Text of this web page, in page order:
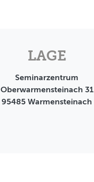
LAGE
Seminarzentrum
Oberwarmensteinach 31
95485 Warmensteinach